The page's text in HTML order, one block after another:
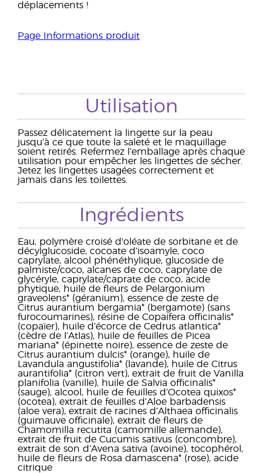
déplacements !
Page Informations produit
Utilisation
Passez délicatement la lingette sur la peau
jusqu’à ce que toute la saleté et le maquillage
soient retirés. Refermez l’emballage après chaque
utilisation pour empêcher les lingettes de sécher.
Jetez les lingettes usagées correctement et
jamais dans les toilettes.
Ingrédients
Eau, polymère croisé d'oléate de sorbitane et de
décylglucoside, cocoate d’isoamyle, coco
caprylate, alcool phénéthylique, glucoside de
palmiste/coco, alcanes de coco, caprylate de
glycéryle, caprylate/caprate de coco, acide
phytique, huile de fleurs de Pelargonium
graveolens* (géranium), essence de zeste de
Citrus aurantium bergamia* (bergamote) (sans
furocoumarines), résine de Copaifera officinalis*
(copaïer), huile d’écorce de Cedrus atlantica*
(cèdre de l’Atlas), huile de feuilles de Picea
mariana* (épinette noire), essence de zeste de
Citrus aurantium dulcis* (orange), huile de
Lavandula angustifolia* (lavande), huile de Citrus
aurantifolia* (citron vert), extrait de fruit de Vanilla
planifolia (vanille), huile de Salvia officinalis*
(sauge), alcool, huile de feuilles d’Ocotea quixos*
(ocotea), extrait de feuilles d’Aloe barbadensis
(aloe vera), extrait de racines d’Althaea officinalis
(guimauve officinale), extrait de fleurs de
Chamomilla recutita (camomille allemande),
extrait de fruit de Cucumis sativus (concombre),
extrait de son d’Avena sativa (avoine), tocophérol,
huile de fleurs de Rosa damascena* (rose), acide
citrique